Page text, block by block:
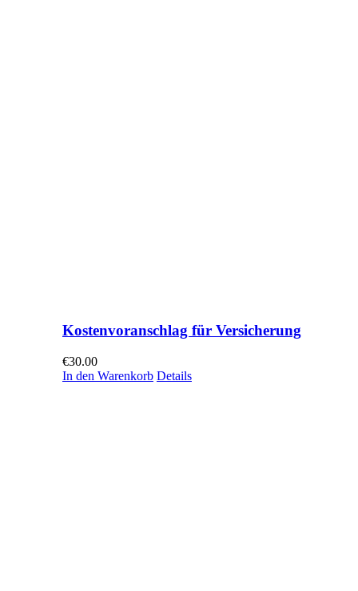
Kostenvoranschlag für Versicherung
€30.00
In den Warenkorb Details